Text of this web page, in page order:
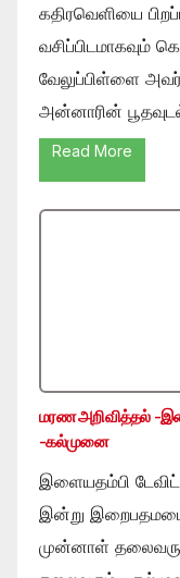
கதிரவெளியை
வசிப்பிடமாகவும்
வேலுப்பிள்ளை
அன்னாரின்
Read More
மரண அறிவித்தல் -
-கல்முனை
இளையதம்பி
இன்று
முன்னாள்